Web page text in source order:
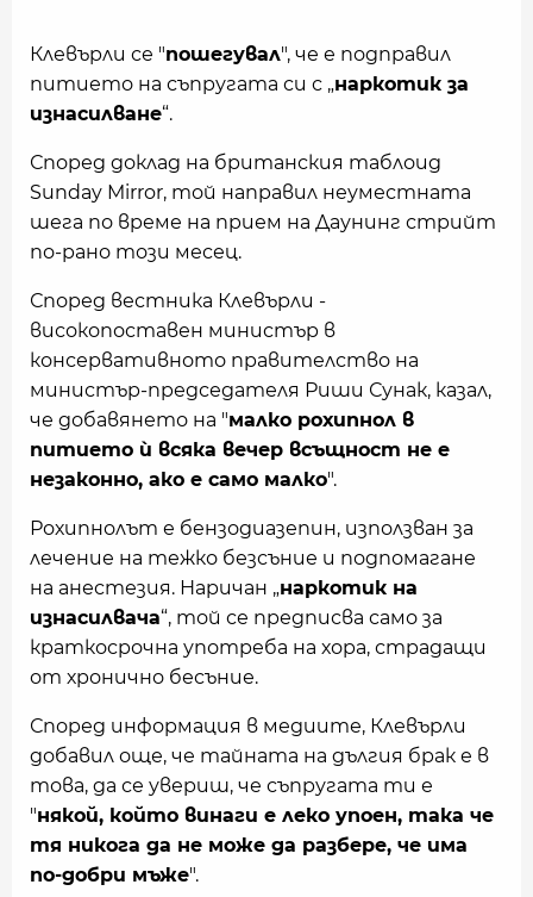
Клевърли се "пошегувал", че е подправил
питието на съпругата си с „наркотик за
изнасилване“.
Според доклад на британския таблоид
Sunday Mirror, той направил неуместната
шега по време на прием на Даунинг стрийт
по-рано този месец.
Според вестника Клевърли -
високопоставен министър в
консервативното правителство на
министър-председателя Риши Сунак, казал,
че добавянето на "малко рохипнол в
питието ѝ всяка вечер всъщност не е
незаконно, ако е само малко".
Рохипнолът е бензодиазепин, използван за
лечение на тежко безсъние и подпомагане
на анестезия. Наричан „наркотик на
изнасилвача“, той се предписва само за
краткосрочна употреба на хора, страдащи
от хронично бесъние.
Според информация в медиите, Клевърли
добавил още, че тайната на дългия брак е в
това, да се увериш, че съпругата ти е
"някой, който винаги е леко упоен, така че
тя никога да не може да разбере, че има
по-добри мъже".